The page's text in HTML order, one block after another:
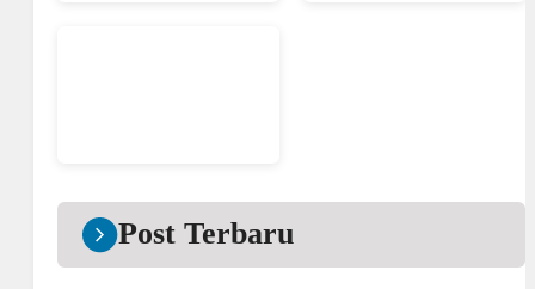
Post Terbaru